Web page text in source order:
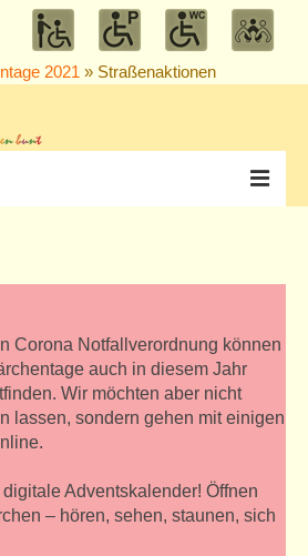
2021 » Straßenaktionen
Corona Notfallverordnung können
auch in diesem Jahr
Wir möchten aber nicht
lassen, sondern gehen mit einigen
digitale Adventskalender! Öffnen
– hören, sehen, staunen, sich